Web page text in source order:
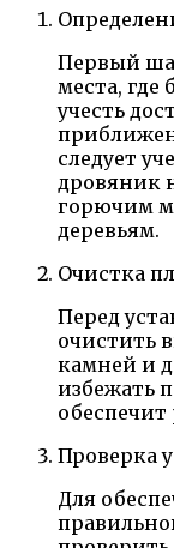
Первый
места,
учесть
следует
дровяник
горючим
деревьям.
Очистка
Перед
очистить
камней и
избежать
Проверка
Для